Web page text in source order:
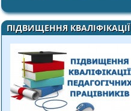
ПІДВИЩЕННЯ КВАЛІФІКАЦІЇ